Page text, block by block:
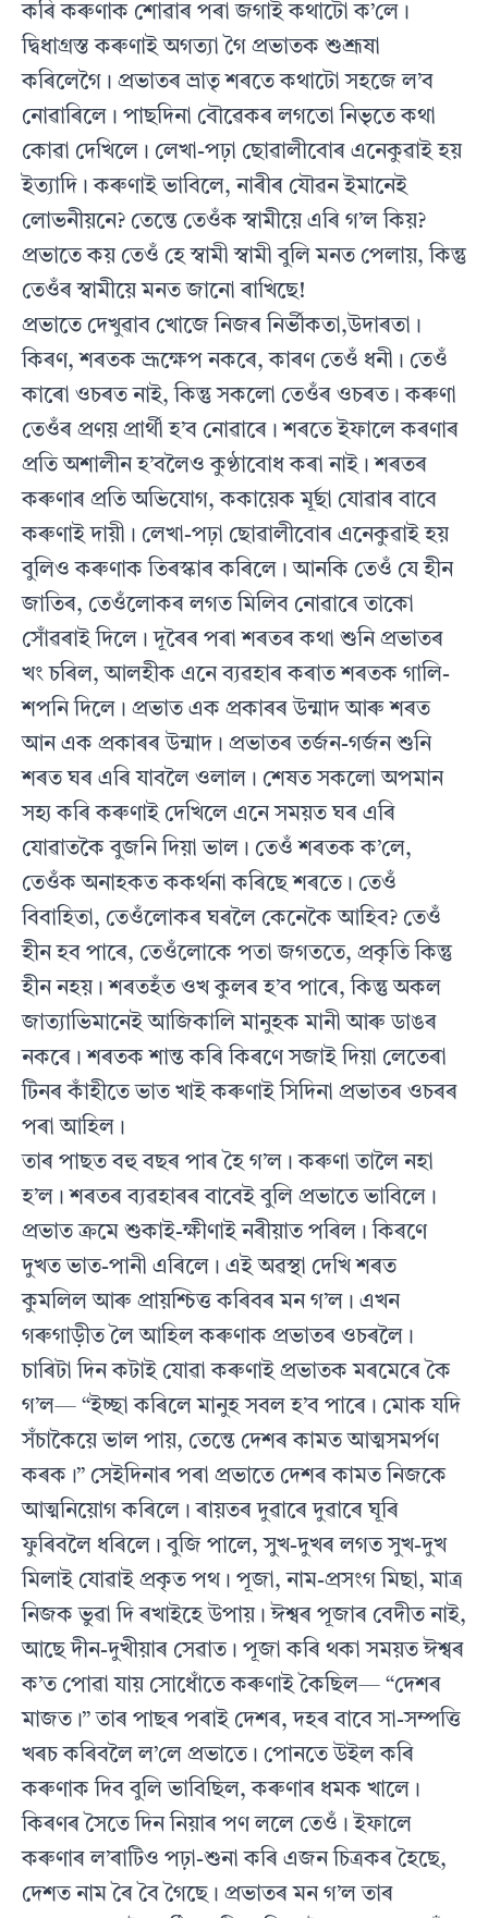
কৰি কৰুণাক শোৱাৰ পৰা জগাই কথাটো ক’লে।
দ্বিধাগ্ৰস্ত কৰুণাই অগত্যা গৈ প্ৰভাতক শুশ্ৰূষা
কৰিলেগৈ। প্ৰভাতৰ ভ্ৰাতৃ শৰতে কথাটো সহজে ল’ব
নোৱাৰিলে। পাছদিনা বৌৱেকৰ লগতো নিভৃতে কথা
কোৱা দেখিলে। লেখা-পঢ়া ছোৱালীবোৰ এনেকুৱাই হয়
ইত্যাদি। কৰুণাই ভাবিলে, নাৰীৰ যৌৱন ইমানেই
লোভনীয়নে? তেন্তে তেওঁক স্বামীয়ে এৰি গ’ল কিয়?
প্ৰভাতে কয় তেওঁ হে স্বামী স্বামী বুলি মনত পেলায়, কিন্তু
তেওঁৰ স্বামীয়ে মনত জানো ৰাখিছে!
প্ৰভাতে দেখুৱাব খোজে নিজৰ নিৰ্ভীকতা,উদাৰতা।
কিৰণ, শৰতক ভ্ৰূক্ষেপ নকৰে, কাৰণ তেওঁ ধনী। তেওঁ
কাৰো ওচৰত নাই, কিন্তু সকলো তেওঁৰ ওচৰত। কৰুণা
তেওঁৰ প্ৰণয় প্ৰাৰ্থী হ’ব নোৱাৰে। শৰতে ইফালে কৰণাৰ
প্ৰতি অশালীন হ’বলৈও কুণ্ঠাবোধ কৰা নাই। শৰতৰ
কৰুণাৰ প্ৰতি অভিযোগ, ককায়েক মূৰ্ছা যোৱাৰ বাবে
কৰুণাই দায়ী। লেখা-পঢ়া ছোৱালীবোৰ এনেকুৱাই হয়
বুলিও কৰুণাক তিৰস্কাৰ কৰিলে। আনকি তেওঁ যে হীন
জাতিৰ, তেওঁলোকৰ লগত মিলিব নোৱাৰে তাকো
সোঁৱৰাই দিলে। দূৰৈৰ পৰা শৰতৰ কথা শুনি প্ৰভাতৰ
খং চৰিল, আলহীক এনে ব্যৱহাৰ কৰাত শৰতক গালি-
শপনি দিলে। প্ৰভাত এক প্ৰকাৰৰ উন্মাদ আৰু শৰত
আন এক প্ৰকাৰৰ উন্মাদ। প্ৰভাতৰ তৰ্জন-গৰ্জন শুনি
শৰত ঘৰ এৰি যাবলৈ ওলাল। শেষত সকলো অপমান
সহ্য কৰি কৰুণাই দেখিলে এনে সময়ত ঘৰ এৰি
যোৱাতকৈ বুজনি দিয়া ভাল। তেওঁ শৰতক ক’লে,
তেওঁক অনাহকত ককৰ্থনা কৰিছে শৰতে। তেওঁ
বিবাহিতা, তেওঁলোকৰ ঘৰলৈ কেনেকৈ আহিব? তেওঁ
হীন হব পাৰে, তেওঁলোকে পতা জগততে, প্ৰকৃতি কিন্তু
হীন নহয়। শৰতহঁত ওখ কুলৰ হ’ব পাৰে, কিন্তু অকল
জাত্যাভিমানেই আজিকালি মানুহক মানী আৰু ডাঙৰ
নকৰে। শৰতক শান্ত কৰি কিৰণে সজাই দিয়া লেতেৰা
টিনৰ কাঁহীতে ভাত খাই কৰুণাই সিদিনা প্ৰভাতৰ ওচৰৰ
পৰা আহিল।
তাৰ পাছত বহু বছৰ পাৰ হৈ গ’ল। কৰুণা তালৈ নহা
হ’ল। শৰতৰ ব্যৱহাৰৰ বাবেই বুলি প্ৰভাতে ভাবিলে।
প্ৰভাত ক্ৰমে শুকাই-ক্ষীণাই নৰীয়াত পৰিল। কিৰণে
দুখত ভাত-পানী এৰিলে। এই অৱস্থা দেখি শৰত
কুমলিল আৰু প্ৰায়শ্চিত্ত কৰিবৰ মন গ’ল। এখন
গৰুগাড়ীত লৈ আহিল কৰুণাক প্ৰভাতৰ ওচৰলৈ।
চাৰিটা দিন কটাই যোৱা কৰুণাই প্ৰভাতক মৰমেৰে কৈ
গ’ল— “ইচ্ছা কৰিলে মানুহ সবল হ’ব পাৰে। মোক যদি
সঁচাকৈয়ে ভাল পায়, তেন্তে দেশৰ কামত আত্মসমৰ্পণ
কৰক।” সেইদিনাৰ পৰা প্ৰভাতে দেশৰ কামত নিজকে
আত্মনিয়োগ কৰিলে। ৰায়তৰ দুৱাৰে দুৱাৰে ঘূৰি
ফুৰিবলৈ ধৰিলে। বুজি পালে, সুখ-দুখৰ লগত সুখ-দুখ
মিলাই যোৱাই প্ৰকৃত পথ। পূজা, নাম-প্ৰসংগ মিছা, মাত্ৰ
নিজক ভুৱা দি ৰখাইহে উপায়। ঈশ্বৰ পূজাৰ বেদীত নাই,
আছে দীন-দুখীয়াৰ সেৱাত। পূজা কৰি থকা সময়ত ঈশ্বৰ
ক’ত পোৱা যায় সোধোঁতে কৰুণাই কৈছিল— “দেশৰ
মাজত।” তাৰ পাছৰ পৰাই দেশৰ, দহৰ বাবে সা-সম্পত্তি
খৰচ কৰিবলৈ ল’লে প্ৰভাতে। পোনতে উইল কৰি
কৰুণাক দিব বুলি ভাবিছিল, কৰুণাৰ ধমক খালে।
কিৰণৰ সৈতে দিন নিয়াৰ পণ ললে তেওঁ। ইফালে
কৰুণাৰ ল’ৰাটিও পঢ়া-শুনা কৰি এজন চিত্ৰকৰ হৈছে,
দেশত নাম ৰৈ বৈ গৈছে। প্ৰভাতৰ মন গ’ল তাৰ